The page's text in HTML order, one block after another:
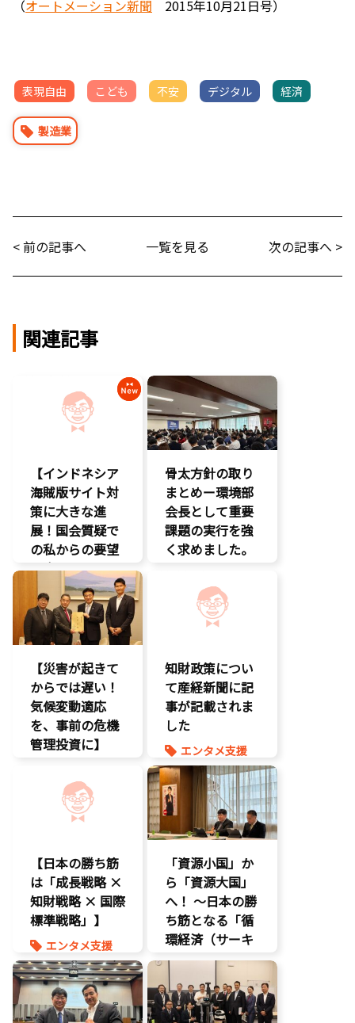
（オートメーション新聞 2015年10月21日号）
表現自由 こども 不安 デジタル 経済
製造業
< 前の記事へ 一覧を見る 次の記事へ >
関連記事
【インドネシア
海賊版サイト対
策に大きな進
展！国会質疑で
の私からの要望
に応え、三谷法
務副大臣がイン
ドネシア法務副
大臣に運営……
エンタメ支援
エンタメ産業
促進
デジタル著作
権
国会質疑
経済政策
著作権
骨太方針の取り
まとめー環境部
会長として重要
課題の実行を強
く求めました。
環境部会
知的財産
【災害が起きて
からでは遅い！
気候変動適応
を、事前の危機
管理投資に】
経済政策
知財政策につい
て産経新聞に記
事が記載されま
した
エンタメ支援
エンタメ産業
促進
報道記事
知的財産
経済政策
【日本の勝ち筋
は「成長戦略 ×
知財戦略 × 国際
標準戦略」】
エンタメ支援
エンタメ産業
促進
知的財産
経済政策
「資源小国」か
ら「資源大国」
へ！ 〜日本の勝
ち筋となる「循
環経済（サーキ
ュラーエコノミ
ー）」とは？〜
環境部会